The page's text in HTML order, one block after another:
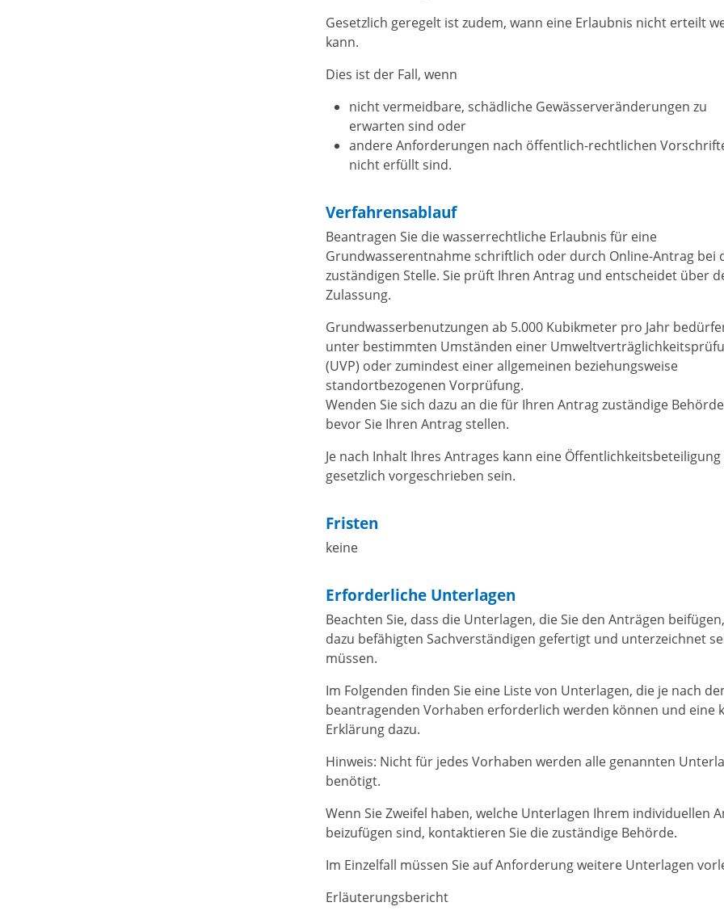
Gesetzlich geregelt ist zudem, wann eine Erlaubnis nicht erteilt
kann.
Dies ist der Fall, wenn
nicht vermeidbare, schädliche Gewässerveränderungen zu
erwarten sind oder
andere Anforderungen nach öffentlich-rechtlichen
nicht erfüllt sind.
Verfahrensablauf
Beantragen Sie die wasserrechtliche Erlaubnis für eine
Grundwasserentnahme schriftlich oder durch Online-Antrag bei
zuständigen Stelle. Sie prüft Ihren Antrag und entscheidet über
Zulassung.
Grundwasserbenutzungen ab 5.000 Kubikmeter pro Jahr
unter bestimmten Umständen einer
(UVP) oder zumindest einer allgemeinen beziehungsweise
standortbezogenen Vorprüfung.
Wenden Sie sich dazu an die für Ihren Antrag zuständige
bevor Sie Ihren Antrag stellen.
Je nach Inhalt Ihres Antrages kann eine Öffentlichkeitsbeteiligung
gesetzlich vorgeschrieben sein.
Fristen
keine
Erforderliche Unterlagen
Beachten Sie, dass die Unterlagen, die Sie den Anträgen
dazu befähigten Sachverständigen gefertigt und unterzeichnet
müssen.
Im Folgenden finden Sie eine Liste von Unterlagen, die je nach
beantragenden Vorhaben erforderlich werden können und eine
Erklärung dazu.
Hinweis: Nicht für jedes Vorhaben werden alle genannten
benötigt.
Wenn Sie Zweifel haben, welche Unterlagen Ihrem individuellen
beizufügen sind, kontaktieren Sie die zuständige Behörde.
Im Einzelfall müssen Sie auf Anforderung weitere Unterlagen
Erläuterungsbericht